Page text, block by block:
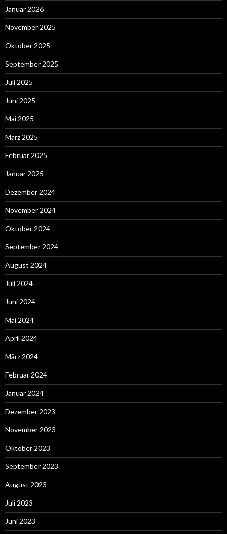
Januar 2026
November 2025
Oktober 2025
September 2025
Juli 2025
Juni 2025
Mai 2025
März 2025
Februar 2025
Januar 2025
Dezember 2024
November 2024
Oktober 2024
September 2024
August 2024
Juli 2024
Juni 2024
Mai 2024
April 2024
März 2024
Februar 2024
Januar 2024
Dezember 2023
November 2023
Oktober 2023
September 2023
August 2023
Juli 2023
Juni 2023